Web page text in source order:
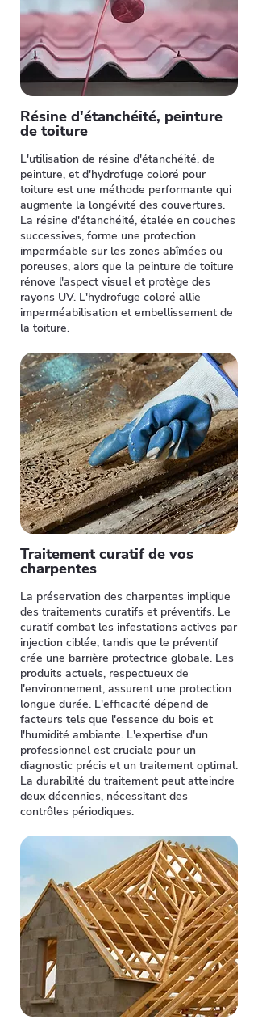
Résine d'étanchéité, peinture
de toiture
L'utilisation de résine d'étanchéité, de
peinture, et d'hydrofuge coloré pour
toiture est une méthode performante qui
augmente la longévité des couvertures.
La résine d'étanchéité, étalée en couches
successives, forme une protection
imperméable sur les zones abîmées ou
poreuses, alors que la peinture de toiture
rénove l'aspect visuel et protège des
rayons UV. L'hydrofuge coloré allie
imperméabilisation et embellissement de
la toiture.
Traitement curatif de vos
charpentes
La préservation des charpentes implique
des traitements curatifs et préventifs. Le
curatif combat les infestations actives par
injection ciblée, tandis que le préventif
crée une barrière protectrice globale. Les
produits actuels, respectueux de
l'environnement, assurent une protection
longue durée. L'efficacité dépend de
facteurs tels que l'essence du bois et
l'humidité ambiante. L'expertise d'un
professionnel est cruciale pour un
diagnostic précis et un traitement optimal.
La durabilité du traitement peut atteindre
deux décennies, nécessitant des
contrôles périodiques.